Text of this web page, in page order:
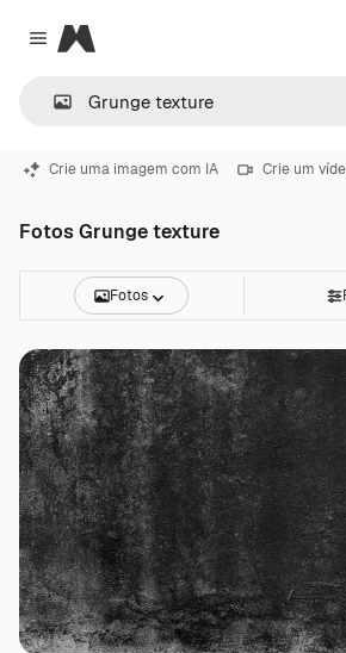
Close menu
Magnific
Crie uma imagem com IA Crie um
Fotos Grunge texture
Fotos